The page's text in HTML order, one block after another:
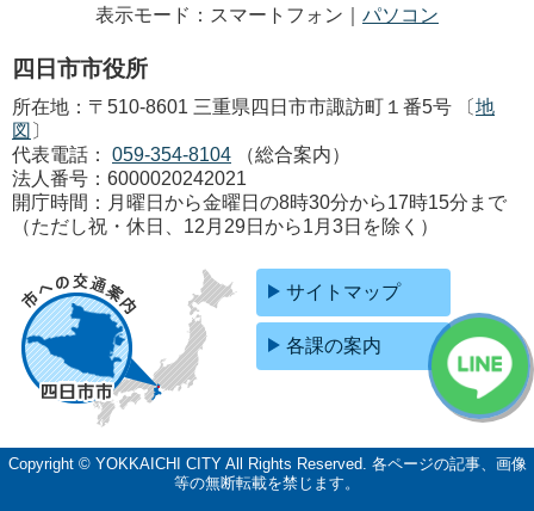
表示モード：スマートフォン｜ パソコン
四日市市役所
所在地：〒510-8601 三重県四日市市諏訪町１番5号 〔地
図 〕
代表電話：
059-354-8104
（総合案内）
法人番号：6000020242021
開庁時間：月曜日から金曜日の8時30分から17時15分まで
（ただし祝・休日、12月29日から1月3日を除く）
サイトマップ
各課の案内
Copyright © YOKKAICHI CITY All Rights Reserved. 各ページの記事、画像
等の無断転載を禁じます。